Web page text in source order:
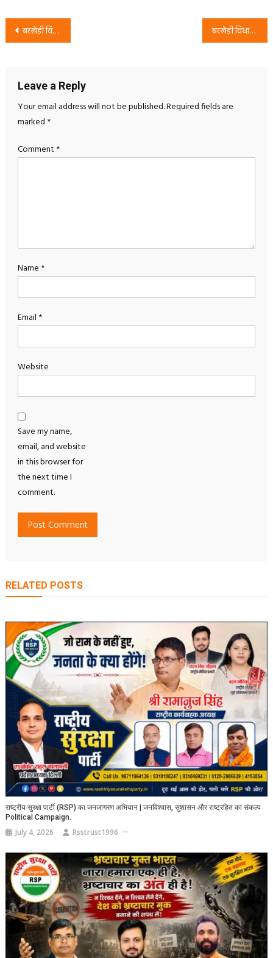
Post
बरखेड़ी विधानसभा चुनाव 2027: RSP प्रत्याशी राजेश कुमार सदा के समर्थन में मतदान की अपील बरखेड़ी विधानसभा चुनाव 2027: RSP प्रत्याशी राजेश कुमार सदा के समर्थन में बदलाव का अभियान
Leave a Reply
Your email address will not be published.Required fields are
marked *
Comment *
Name *
Email *
Website
Save my name,
email, and website
in this browser for
the next time I
comment.
RELATED POSTS
राष्ट्रीय सुरक्षा पार्टी (RSP) का जनजागरण अभियान | जनविश्वास, सुशासन और राष्ट्रहित का संकल्प
Political Campaign.
July 4, 2026 Rsstrust1996